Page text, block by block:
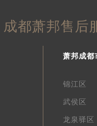
成都萧邦售后
萧邦成都
锦江区
武侯区
龙泉驿区